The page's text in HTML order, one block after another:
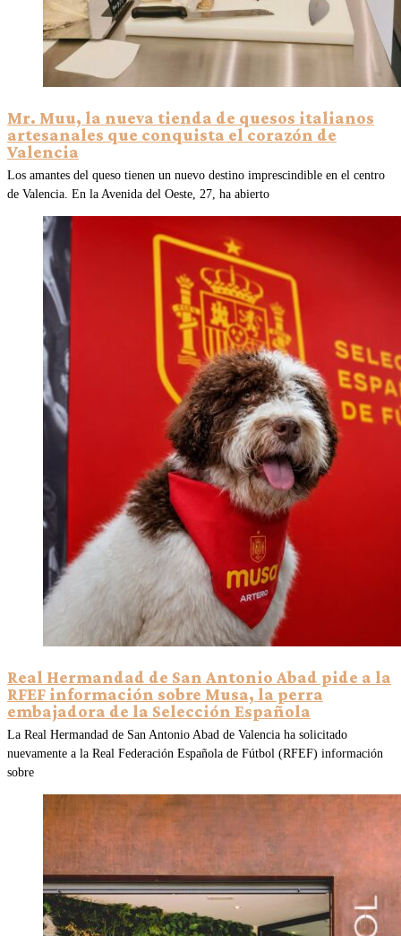
Mr. Muu, la nueva tienda de quesos italianos
artesanales que conquista el corazón de
Valencia
Los amantes del queso tienen un nuevo destino imprescindible en el centro
de Valencia. En la Avenida del Oeste, 27, ha abierto
Real Hermandad de San Antonio Abad pide a la
RFEF información sobre Musa, la perra
embajadora de la Selección Española
La Real Hermandad de San Antonio Abad de Valencia ha solicitado
nuevamente a la Real Federación Española de Fútbol (RFEF) información
sobre